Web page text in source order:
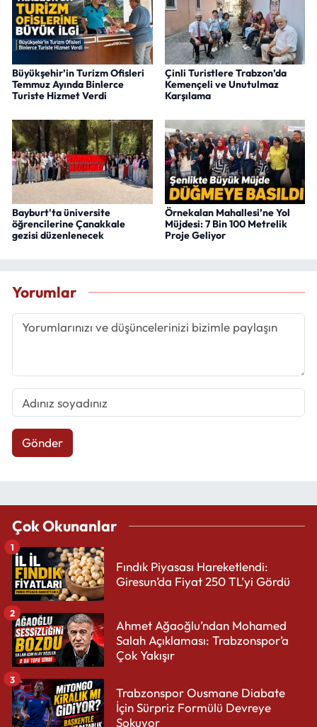
Büyükşehir’in Turizm Ofisleri
Temmuz Ayında Binlerce
Turiste Hizmet Verdi
Çinli Turistlere Trabzon’da
Kemençeli ve Unutulmaz
Karşılama
Bayburt'ta üniversite
öğrencilerine Çanakkale
gezisi düzenlenecek
Örnekalan Mahallesi’ne Yol
Müjdesi: 7 Bin 100 Metrelik
Proje Geliyor
Yorumlar
Gönder
Çok Okunanlar
Fındık Piyasası Hareketlendi:
Giresun’da Fiyat 250 TL’yi Gördü
1
Ahmet Ağaoğlu’ndan Mohamed
Salah Açıklaması: Trabzonspor’a
Çok Yakışır
2
Trabzonspor Ousmane Diabate
İçin Sürpriz Formülü Devreye
Sokuyor
3